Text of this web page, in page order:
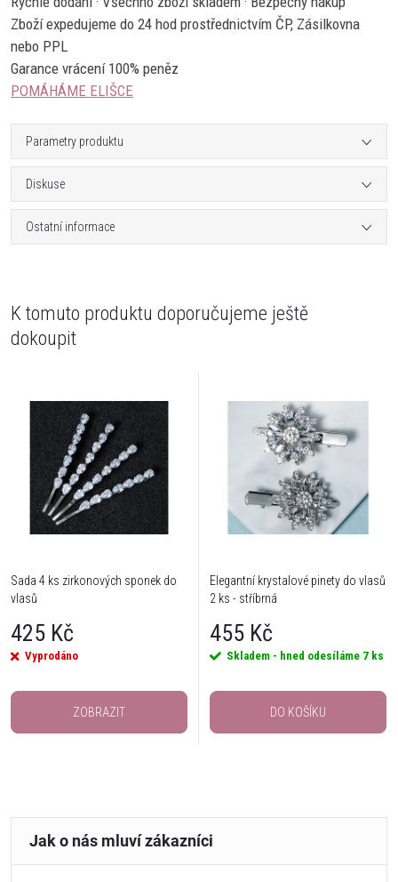
Zboží expedujeme do 24 hod prostřednictvím ČP, Zásilkovna
nebo PPL
Garance vrácení 100% peněz
POMÁHÁME ELIŠCE
Parametry produktu
Diskuse
Ostatní informace
K tomuto produktu doporučujeme ještě
dokoupit
Sada 4 ks zirkonových sponek do
vlasů
425 Kč
Vyprodáno
ZOBRAZIT
Elegantní krystalové pinety do vlasů
2 ks - stříbrná
455 Kč
Skladem - hned odesíláme 7 ks
DO KOŠÍKU